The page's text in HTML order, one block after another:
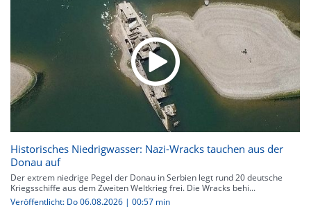
Historisches Niedrigwasser: Nazi-Wracks tauchen aus der
Donau auf
Der extrem niedrige Pegel der Donau in Serbien legt rund 20 deutsche
Kriegsschiffe aus dem Zweiten Weltkrieg frei. Die Wracks behi...
Veröffentlicht: Do 06.08.2026 | 00:57 min